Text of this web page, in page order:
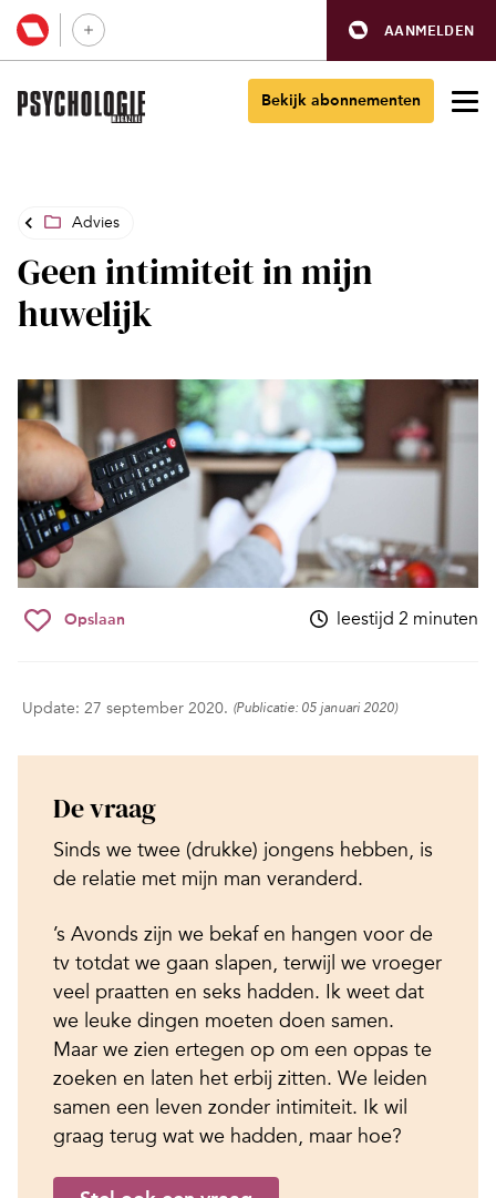
AANMELDEN
Bekijk abonnementen
Advies
Geen intimiteit in mijn
huwelijk
Opslaan leestijd 2 minuten
Update: 27 september 2020. (Publicatie: 05 januari 2020)
De vraag
Sinds we twee (drukke) jongens hebben, is
de relatie met mijn man veranderd.
’s Avonds zijn we bekaf en hangen voor de
tv totdat we gaan slapen, terwijl we vroeger
veel praatten en seks hadden. Ik weet dat
we leuke dingen moeten doen samen.
Maar we zien ertegen op om een oppas te
zoeken en laten het erbij zitten. We leiden
samen een leven zonder intimiteit. Ik wil
graag terug wat we hadden, maar hoe?